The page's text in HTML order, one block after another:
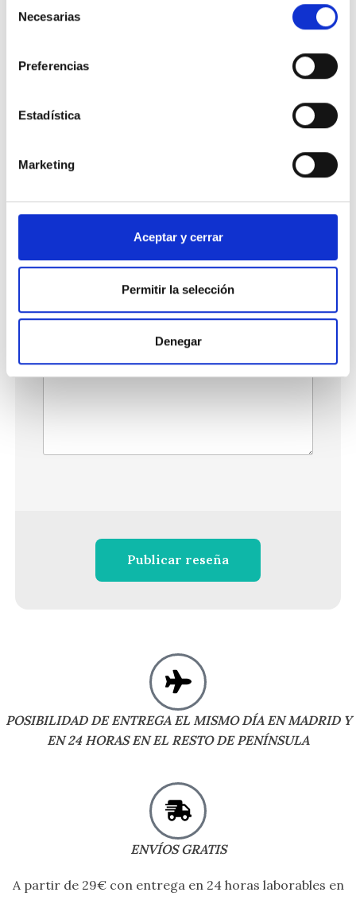
Necesarias
Preferencias
Estadística
Marketing
Aceptar y cerrar
Permitir la selección
Denegar
perfecta.
Deja tu reseña
Valoración
Tu nombre:
Tu correo electrónico:
Publicar reseña
POSIBILIDAD DE ENTREGA EL MISMO DÍA EN MADRID Y
EN 24 HORAS EN EL RESTO DE PENÍNSULA
ENVÍOS GRATIS
A partir de 29€ con entrega en 24 horas laborables en